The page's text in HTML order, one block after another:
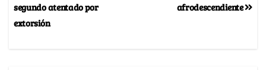
afrodescendiente
segundo atentado por
extorsión